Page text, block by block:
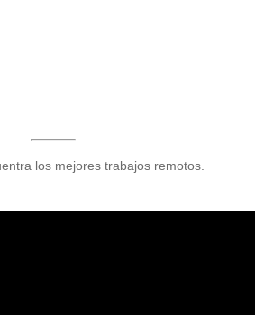
los mejores trabajos remotos.